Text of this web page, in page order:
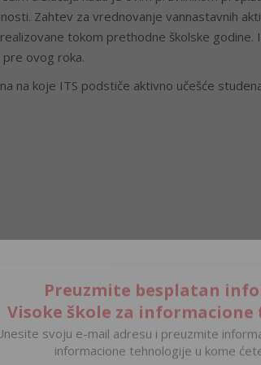
Zahtev za vrednovanje vannastavnih
tokom prethodne školske godine.
ovog roka.
na koje ITS podstiče aktivno učešće
Preuzmite besplatan
Visoke škole za
svoju e-mail adresu i preuzmite
informacione tehnologije u kome